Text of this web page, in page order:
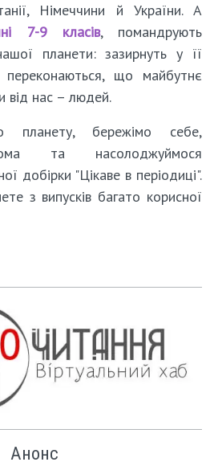
Німеччини й України. А
7-9 класів, помандрують
планети: зазирнуть у її
що майбутнє
від нас – людей.
планету, бережімо себе,
та насолоджуймося
добірки "Цікаве в періодиці".
з випусків багато корисної
Анонс